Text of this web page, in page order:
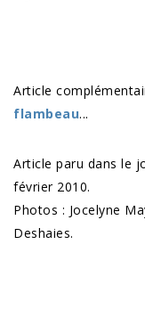
Article
flambeau...
Article paru dans le
février 2010.
Photos : Jocelyne
Deshaies.